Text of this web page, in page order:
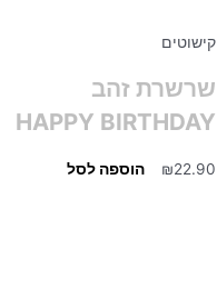
קישוטים
שרשרת זהב
HAPPY BIRTHDAY
₪22.90 הוספה לסל